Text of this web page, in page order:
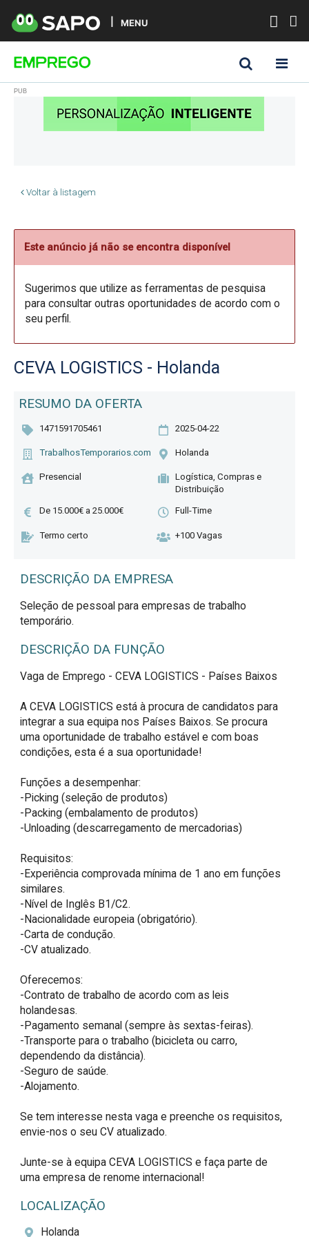
MENU
Voltar à listagem
Este anúncio já não se encontra disponível
Sugerimos que utilize as ferramentas de pesquisa
para consultar outras oportunidades de acordo com o
seu perfil.
CEVA LOGISTICS - Holanda
RESUMO DA OFERTA
1471591705461 2025-04-22
TrabalhosTemporarios.com Holanda
Presencial
Logística, Compras e
Distribuição
De 15.000€ a 25.000€ Full-Time
Termo certo +100 Vagas
DESCRIÇÃO DA EMPRESA
Seleção de pessoal para empresas de trabalho
temporário.
DESCRIÇÃO DA FUNÇÃO
Vaga de Emprego - CEVA LOGISTICS - Países Baixos
A CEVA LOGISTICS está à procura de candidatos para
integrar a sua equipa nos Países Baixos. Se procura
uma oportunidade de trabalho estável e com boas
condições, esta é a sua oportunidade!
Funções a desempenhar:
-Picking (seleção de produtos)
-Packing (embalamento de produtos)
-Unloading (descarregamento de mercadorias)
Requisitos:
-Experiência comprovada mínima de 1 ano em funções
similares.
-Nível de Inglês B1/C2.
-Nacionalidade europeia (obrigatório).
-Carta de condução.
-CV atualizado.
Oferecemos:
-Contrato de trabalho de acordo com as leis
holandesas.
-Pagamento semanal (sempre às sextas-feiras).
-Transporte para o trabalho (bicicleta ou carro,
dependendo da distância).
-Seguro de saúde.
-Alojamento.
Se tem interesse nesta vaga e preenche os requisitos,
envie-nos o seu CV atualizado.
Junte-se à equipa CEVA LOGISTICS e faça parte de
uma empresa de renome internacional!
LOCALIZAÇÃO
Holanda